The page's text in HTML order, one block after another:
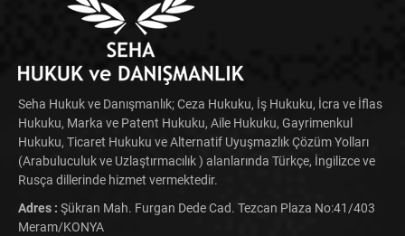
Seha Hukuk ve Danışmanlık; Ceza Hukuku, İş Hukuku, İcra ve İflas
Hukuku, Marka ve Patent Hukuku, Aile Hukuku, Gayrimenkul
Hukuku, Ticaret Hukuku ve Alternatif Uyuşmazlık Çözüm Yolları
(Arabuluculuk ve Uzlaştırmacılık ) alanlarında Türkçe, İngilizce ve
Rusça dillerinde hizmet vermektedir.
Adres : Şükran Mah. Furgan Dede Cad. Tezcan Plaza No:41/403
Meram/KONYA